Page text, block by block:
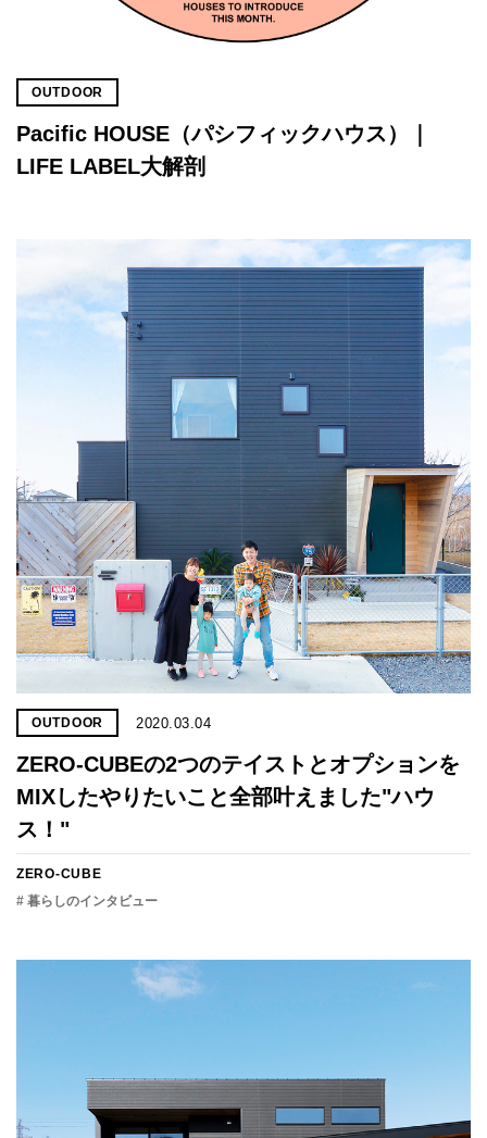
OUTDOOR
Pacific HOUSE（パシフィックハウス）｜
LIFE LABEL大解剖
OUTDOOR 2020.03.04
ZERO-CUBEの2つのテイストとオプションを
MIXしたやりたいこと全部叶えました"ハウ
ス！"
ZERO-CUBE
# 暮らしのインタビュー